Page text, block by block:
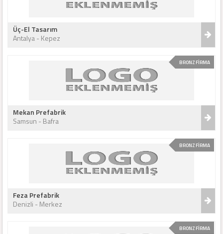
Üç-El Tasarım
Antalya - Kepez
BRONZ FİRMA
Mekan Prefabrik
Samsun - Bafra
BRONZ FİRMA
Feza Prefabrik
Denizli - Merkez
BRONZ FİRMA